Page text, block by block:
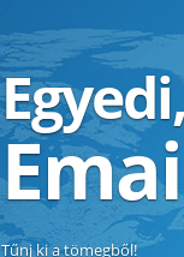
Tűnj ki a tömegből!